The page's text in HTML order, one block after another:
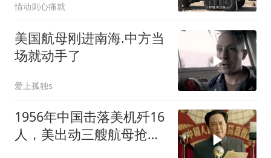
情动则心痛就
美国航母刚进南海.中方当
场就动手了
爱上孤独s
1956年中国击落美机歼16
人，美出动三艘航母抢尸